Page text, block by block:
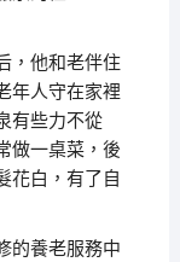
，他和老伴住
年人守在家裡
有些力不從
做一桌菜，後
花白，有了自
的養老服務中